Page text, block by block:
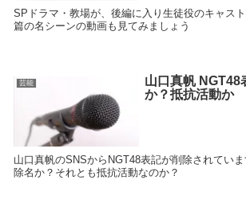
SPドラマ・教場が、後編に入り生徒役のキャス
篇の名シーンの動画も見てみましょう
芸能
山口真帆 NGT48
か？抵抗活動か
山口真帆のSNSからNGT48表記が削除されていま
除名か？それとも抵抗活動なのか？